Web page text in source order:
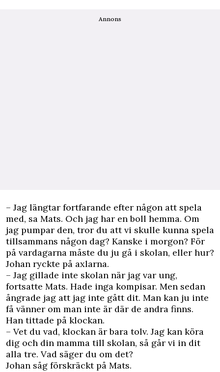
Annons
– Jag längtar fortfarande efter någon att spela
med, sa Mats. Och jag har en boll hemma. Om
jag pumpar den, tror du att vi skulle kunna spela
tillsammans någon dag? Kanske i morgon? För
på vardagarna måste du ju gå i skolan, eller hur?
Johan ryckte på axlarna.
– Jag gillade inte skolan när jag var ung,
fortsatte Mats. Hade inga kompisar. Men sedan
ångrade jag att jag inte gått dit. Man kan ju inte
få vänner om man inte är där de andra finns.
Han tittade på klockan.
– Vet du vad, klockan är bara tolv. Jag kan köra
dig och din mamma till skolan, så går vi in dit
alla tre. Vad ­säger du om det?
Johan såg förskräckt på Mats.